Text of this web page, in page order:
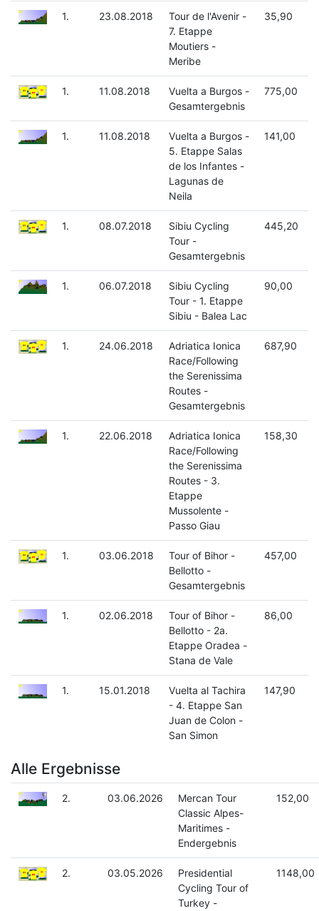
1. 23.08.2018
Tour de l'Avenir -
7. Etappe
Moutiers -
Meribe
35,90
1. 11.08.2018
Vuelta a Burgos -
Gesamtergebnis
775,00
1. 11.08.2018
Vuelta a Burgos -
5. Etappe Salas
de los Infantes -
Lagunas de
Neila
141,00
1. 08.07.2018
Sibiu Cycling
Tour -
Gesamtergebnis
445,20
1. 06.07.2018
Sibiu Cycling
Tour - 1. Etappe
Sibiu - Balea Lac
90,00
1. 24.06.2018
Adriatica Ionica
Race/Following
the Serenissima
Routes -
Gesamtergebnis
687,90
1. 22.06.2018
Adriatica Ionica
Race/Following
the Serenissima
Routes - 3.
Etappe
Mussolente -
Passo Giau
158,30
1. 03.06.2018
Tour of Bihor -
Bellotto -
Gesamtergebnis
457,00
1. 02.06.2018
Tour of Bihor -
Bellotto - 2a.
Etappe Oradea -
Stana de Vale
86,00
1. 15.01.2018
Vuelta al Tachira
- 4. Etappe San
Juan de Colon -
San Simon
147,90
Alle Ergebnisse
2. 03.06.2026
Mercan Tour
Classic Alpes-
Maritimes -
Endergebnis
152,00
2. 03.05.2026
Presidential
Cycling Tour of
Turkey -
1148,00